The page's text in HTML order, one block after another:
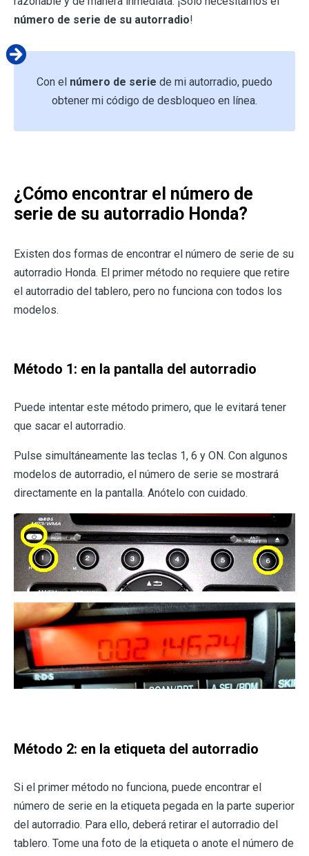
número de serie de su autorradio!
Con el número de serie de mi autorradio, puedo
obtener mi código de desbloqueo en línea.
¿Cómo encontrar el número de
serie de su autorradio Honda?
Existen dos formas de encontrar el número de serie de su
autorradio Honda. El primer método no requiere que retire
el autorradio del tablero, pero no funciona con todos los
modelos.
Método 1: en la pantalla del autorradio
Puede intentar este método primero, que le evitará tener
que sacar el autorradio.
Pulse simultáneamente las teclas 1, 6 y ON. Con algunos
modelos de autorradio, el número de serie se mostrará
directamente en la pantalla. Anótelo con cuidado.
Método 2: en la etiqueta del autorradio
Si el primer método no funciona, puede encontrar el
número de serie en la etiqueta pegada en la parte superior
del autorradio. Para ello, deberá retirar el autorradio del
tablero. Tome una foto de la etiqueta o anote el número de